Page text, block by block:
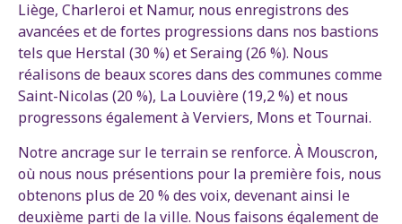
Liège, Charleroi et Namur, nous enregistrons des
avancées et de fortes progressions dans nos bastions
tels que Herstal (30 %) et Seraing (26 %). Nous
réalisons de beaux scores dans des communes comme
Saint-Nicolas (20 %), La Louvière (19,2 %) et nous
progressons également à Verviers, Mons et Tournai.
Notre ancrage sur le terrain se renforce. À Mouscron,
où nous nous présentions pour la première fois, nous
obtenons plus de 20 % des voix, devenant ainsi le
deuxième parti de la ville. Nous faisons également de